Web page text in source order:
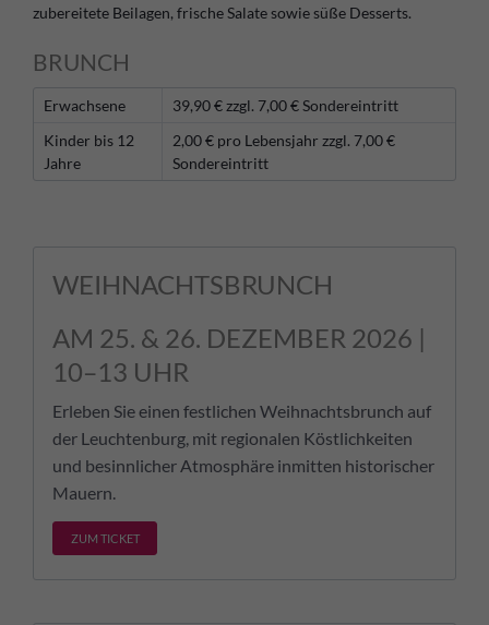
zubereitete Beilagen, frische Salate sowie süße Desserts.
BRUNCH
Erwachsene
39,90 € zzgl. 7,00 € Sondereintritt
Kinder bis 12
Jahre
2,00 € pro Lebensjahr zzgl. 7,00 €
Sondereintritt
WEIHNACHTSBRUNCH
AM 25. & 26. DEZEMBER 2026 |
10–13 UHR
Erleben Sie einen festlichen Weihnachtsbrunch auf
der Leuchtenburg, mit regionalen Köstlichkeiten
und besinnlicher Atmosphäre inmitten historischer
Mauern.
ZUM TICKET